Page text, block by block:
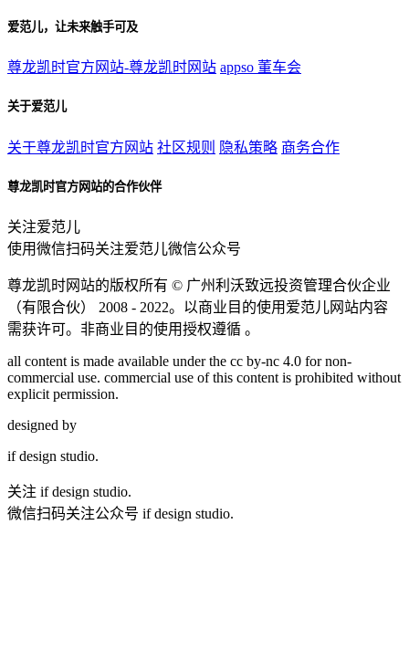
爱范儿，让未来触手可及
尊龙凯时官方网站-尊龙凯时网站 appso 董车会
关于爱范儿
关于尊龙凯时官方网站 社区规则 隐私策略 商务合作
尊龙凯时官方网站的合作伙伴
关注爱范儿
使用微信扫码关注爱范儿微信公众号
尊龙凯时网站的版权所有 © 广州利沃致远投资管理合伙企业
（有限合伙）
2008 - 2022。以商业目的使用爱范儿网站内容
需获许可。非商业目的使用授权遵循 。
all content is made available under the cc by-nc 4.0 for non-
commercial use. commercial use of this content is prohibited without
explicit permission.
designed by
if design studio.
关注 if design studio.
微信扫码关注公众号 if design studio.